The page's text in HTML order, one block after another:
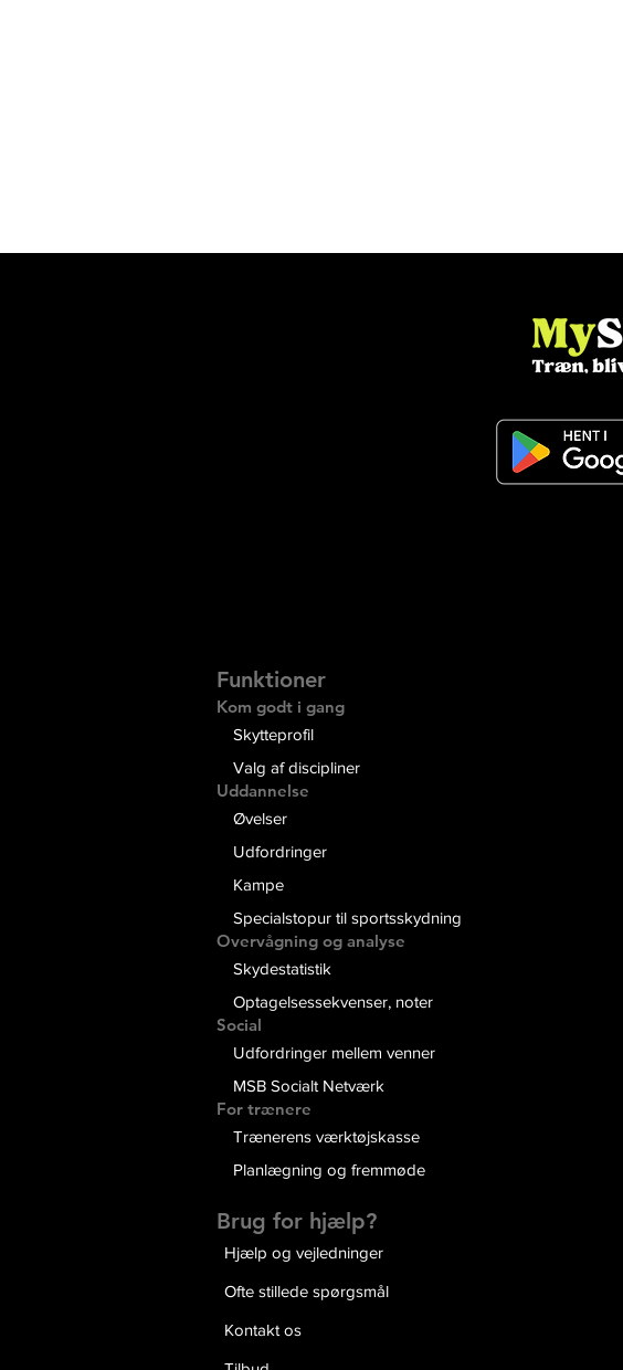
Funktioner
Kom godt i gang
Skytteprofil
Valg af discipliner
Uddannelse
Øvelser
Udfordringer
Kampe
Specialstopur til sportsskydning
Overvågning og analyse
Skydestatistik
Optagelsessekvenser, noter
Social
Udfordringer mellem venner
MSB Socialt Netværk
For trænere
Trænerens værktøjskasse
Planlægning og fremmøde
Brug for hjælp?
Hjælp og vejledninger
Ofte stillede spørgsmål
Kontakt os